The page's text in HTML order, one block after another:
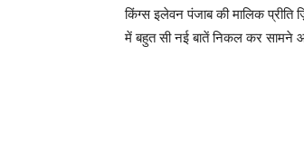
किंग्स इलेवन पंजाब की मालिक
में बहुत सी नई बातें निकल कर सामने